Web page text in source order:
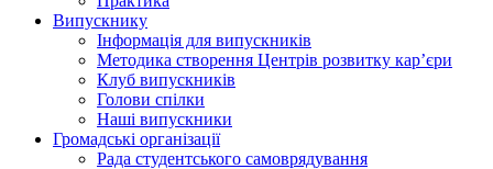
Випускнику
Інформація для випускників
Методика створення Центрів розвитку кар’єри
Клуб випускників
Голови спілки
Наші випускники
Громадські організації
Рада студентського самоврядування